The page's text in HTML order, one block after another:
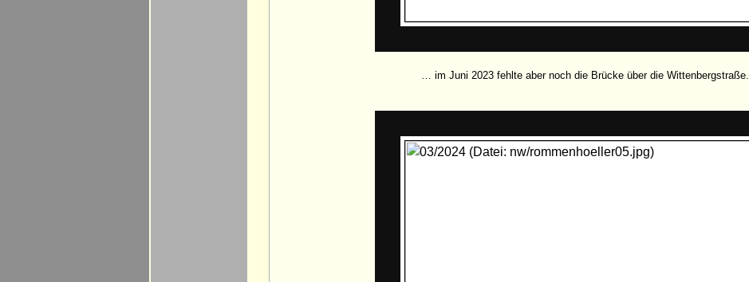
… im Juni 2023 fehlte aber noch die Brücke über die Wittenbergstraße.